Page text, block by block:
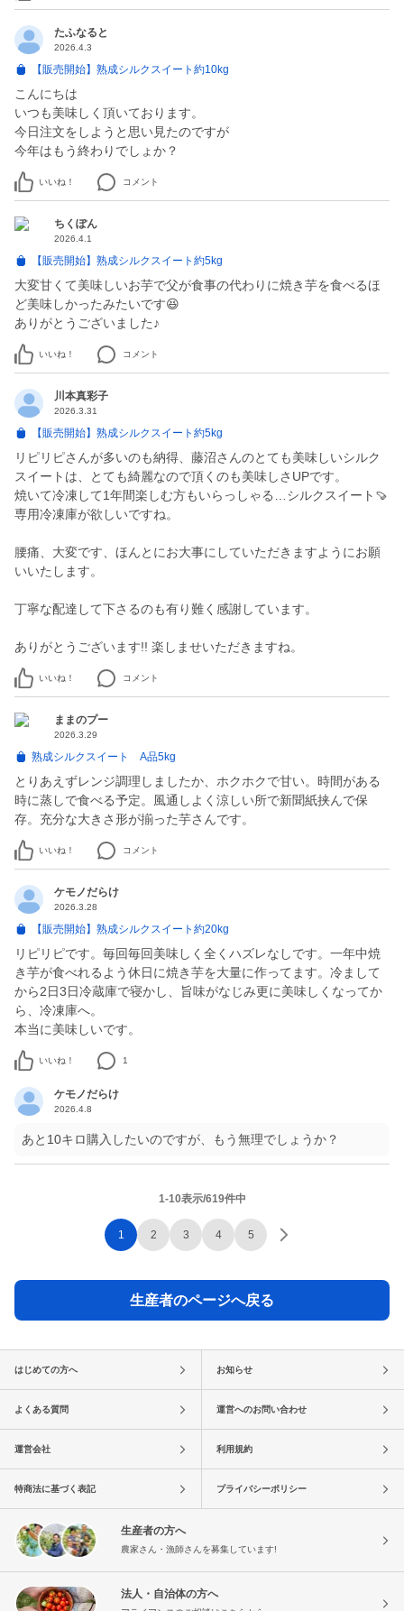
たふなると
2026.4.3
【販売開始】熟成シルクスイート約10kg
こんにちは
いつも美味しく頂いております。
今日注文をしようと思い見たのですが
いいね！ コメント
ちくぽん
2026.4.1
【販売開始】熟成シルクスイート約5kg
大変甘くて美味しいお芋で父が食事の代わりに焼き芋を食べるほ
ど美味しかったみたいです😆
ありがとうございました♪
いいね！ コメント
川本真彩子
2026.3.31
【販売開始】熟成シルクスイート約5kg
リピリピさんが多いのも納得、藤沼さんのとても美味しいシルク
スイートは、とても綺麗なので頂くのも美味しさUPです。
焼いて冷凍して1年間楽しむ方もいらっしゃる…シルクスイート🍠
専用冷凍庫が欲しいですね。
腰痛、大変です、ほんとにお大事にしていただきますようにお願
いいたします。
丁寧な配達して下さるのも有り難く感謝しています。
ありがとうございます!! 楽しませいただきますね。
いいね！ コメント
ままのプー
2026.3.29
熟成シルクスイート A品5kg
とりあえずレンジ調理しましたか、ホクホクで甘い。時間がある
時に蒸しで食べる予定。風通しよく涼しい所で新聞紙挟んで保
存。充分な大きさ形が揃った芋さんです。
いいね！ コメント
ケモノだらけ
2026.3.28
【販売開始】熟成シルクスイート約20kg
リピリピです。毎回毎回美味しく全くハズレなしです。一年中焼
き芋が食べれるよう休日に焼き芋を大量に作ってます。冷まして
から2日3日冷蔵庫で寝かし、旨味がなじみ更に美味しくなってか
ら、冷凍庫へ。
いいね！ 1
ケモノだらけ
2026.4.8
あと10キロ購入したいのですが、もう無理でしょうか？
1-10表示/619件中
1 2 3 4 5
生産者のページへ戻る
はじめての方へ お知らせ
よくある質問 運営へのお問い合わせ
運営会社 利用規約
特商法に基づく表記 プライバシーポリシー
生産者の方へ
農家さん・漁師さんを募集しています!
法人・自治体の方へ